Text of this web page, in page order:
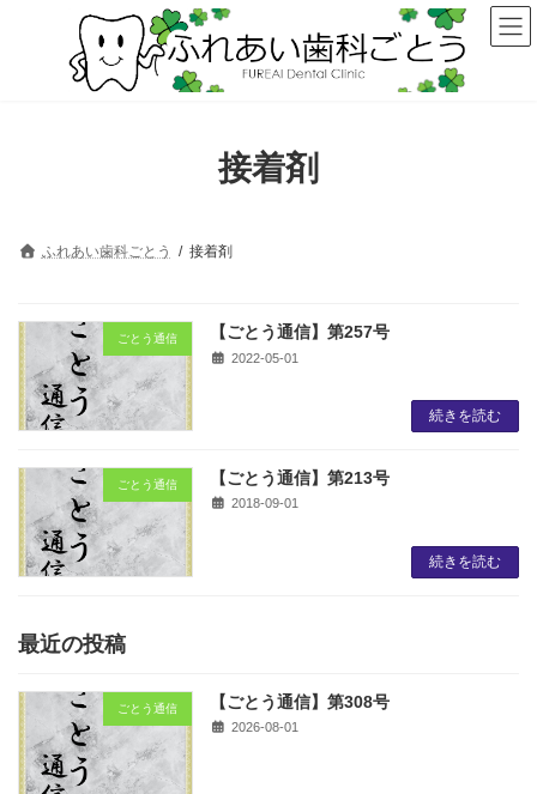
接着剤
ふれあい歯科ごとう 接着剤
ごとう通信 【ごとう通信】第257号
2022-05-01
続きを読む
ごとう通信 【ごとう通信】第213号
2018-09-01
続きを読む
最近の投稿
ごとう通信 【ごとう通信】第308号
2026-08-01